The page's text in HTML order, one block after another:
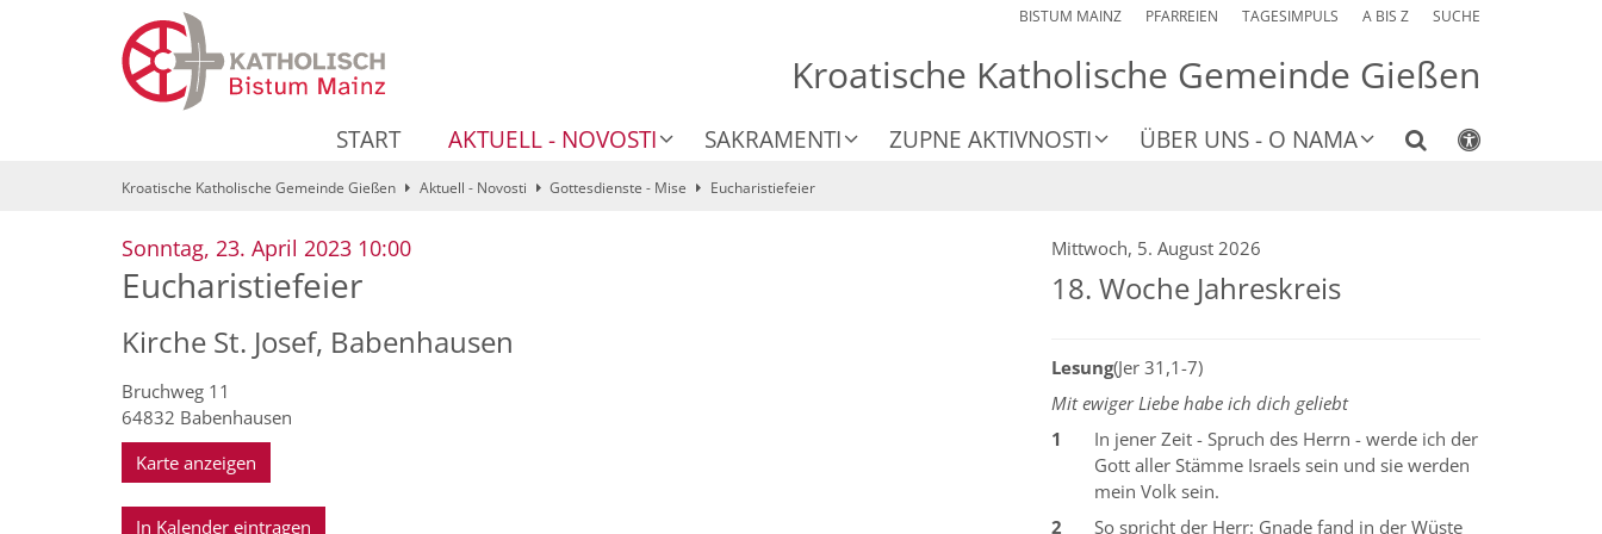
BISTUM MAINZ PFARREIEN TAGESIMPULS A BIS Z SUCHE
Kroatische Katholische Gemeinde Gießen
START AKTUELL - NOVOSTI SAKRAMENTI ZUPNE AKTIVNOSTI ÜBER UNS - O NAMA
Kroatische Katholische Gemeinde Gießen Aktuell - Novosti Gottesdienste - Mise Eucharistiefeier
Sonntag, 23. April 2023 10:00:
Eucharistiefeier
Kirche St. Josef, Babenhausen
Bruchweg 11
64832 Babenhausen
Karte anzeigen
In Kalender eintragen
Mittwoch, 5. August 2026
18. Woche Jahreskreis
Lesung(Jer 31,1-7)
Mit ewiger Liebe habe ich dich geliebt
1
In jener Zeit - Spruch des Herrn - werde ich der
Gott aller Stämme Israels sein und sie werden
mein Volk sein.
2
So spricht der Herr: Gnade fand in der Wüste